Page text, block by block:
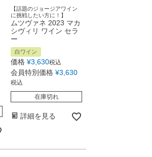
【話題のジョージアワイン
に挑戦したい方に！】
ムツヴァネ 2023 マカ
シヴィリ ワイン セラ
ー
白ワイン
価格 ¥3,630税込
会員特別価格 ¥3,630
税込
在庫切れ
詳細を見る